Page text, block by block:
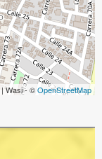
| Wasi - ©OpenStreetMap